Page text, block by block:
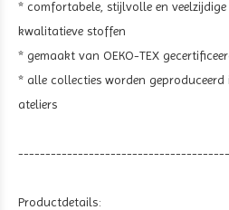
* comfortabele, stijlvolle en
kwalitatieve stoffen
* gemaakt van OEKO-TEX
* alle collecties worden
ateliers
Productdetails: